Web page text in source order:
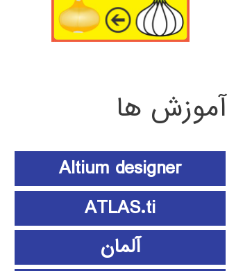
آموزش ها
Altium designer
ATLAS.ti
آلمان